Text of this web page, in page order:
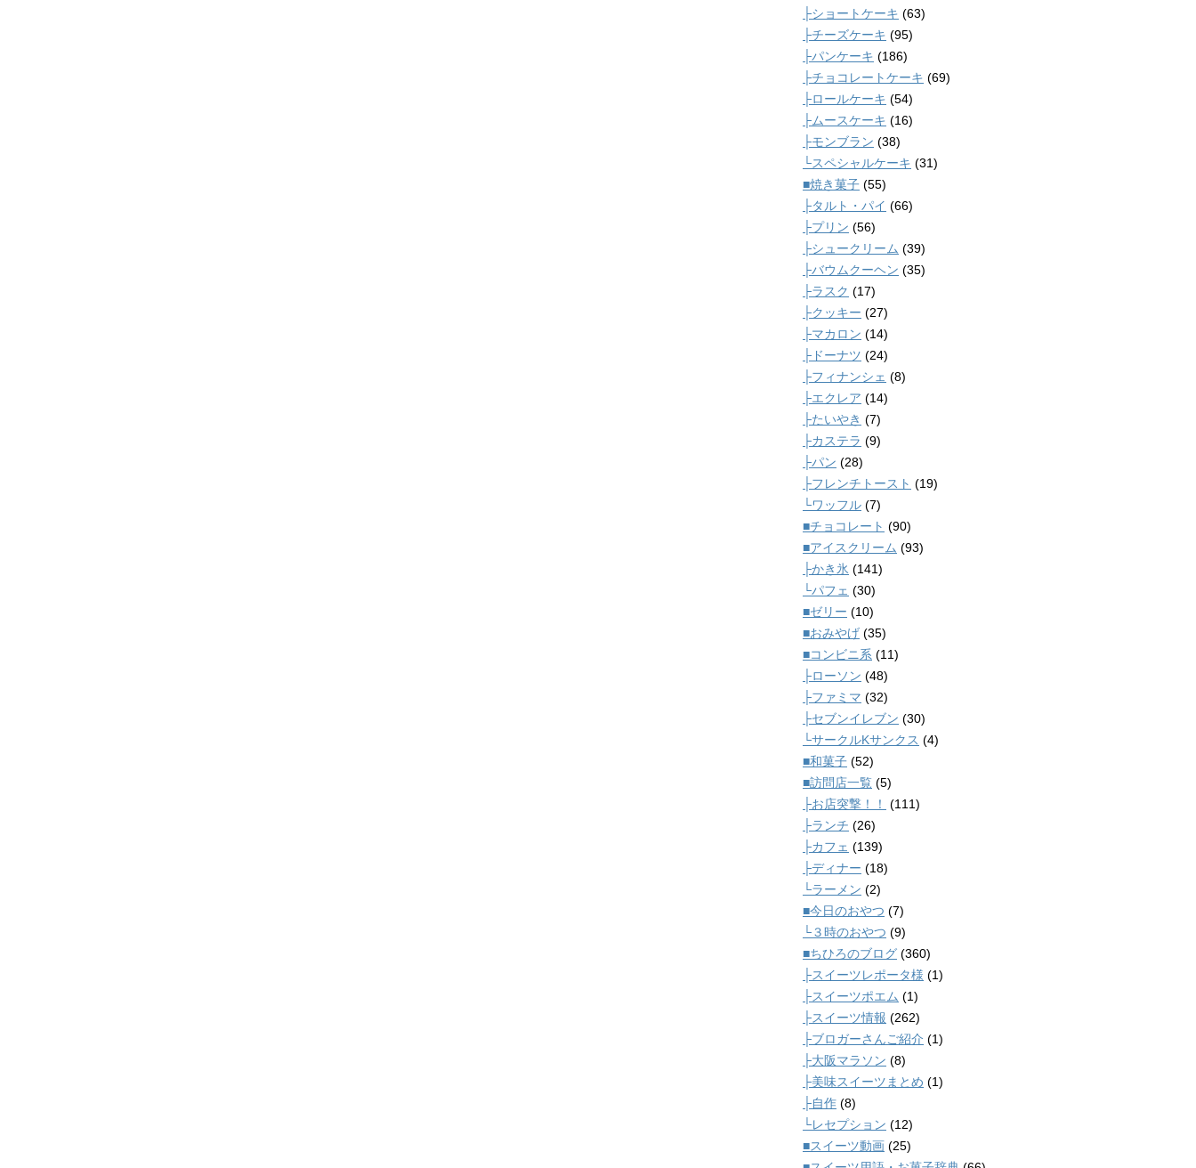
├ショートケーキ (63)
├チーズケーキ (95)
├パンケーキ (186)
├チョコレートケーキ (69)
├ロールケーキ (54)
├ムースケーキ (16)
├モンブラン (38)
└スペシャルケーキ (31)
■焼き菓子 (55)
├タルト・パイ (66)
├プリン (56)
├シュークリーム (39)
├バウムクーヘン (35)
├ラスク (17)
├クッキー (27)
├マカロン (14)
├ドーナツ (24)
├フィナンシェ (8)
├エクレア (14)
├たいやき (7)
├カステラ (9)
├パン (28)
├フレンチトースト (19)
└ワッフル (7)
■チョコレート (90)
■アイスクリーム (93)
├かき氷 (141)
└パフェ (30)
■ゼリー (10)
■おみやげ (35)
■コンビニ系 (11)
├ローソン (48)
├ファミマ (32)
├セブンイレブン (30)
└サークルKサンクス (4)
■和菓子 (52)
■訪問店一覧 (5)
├お店突撃！！
(111)
├ランチ (26)
├カフェ (139)
├ディナー (18)
└ラーメン (2)
■今日のおやつ (7)
└３時のおやつ (9)
■ちひろのブログ (360)
├スイーツレポータ様 (1)
├スイーツポエム (1)
├スイーツ情報 (262)
├ブロガーさんご紹介 (1)
├大阪マラソン (8)
├美味スイーツまとめ (1)
├自作 (8)
└レセプション (12)
■スイーツ動画 (25)